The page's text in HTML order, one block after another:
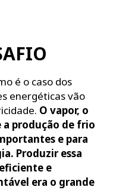
é o caso dos
energéticas vão
O vapor, o
produção de frio
e para
Produzir essa
e
era o grande